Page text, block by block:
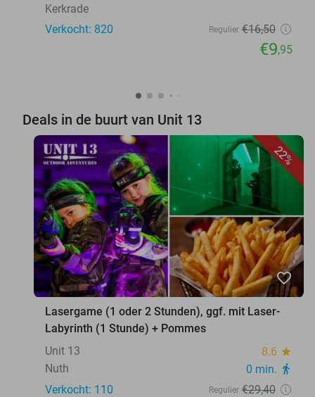
Kerkrade
Verkocht: 820
Regulier €16,50
€9,95
Deals in de buurt van Unit 13
22%
favorite_border
Lasergame (1 oder 2 Stunden), ggf. mit Laser-
Labyrinth (1 Stunde) + Pommes
Unit 13
8.6 star
Nuth 0 min. directions_walk
Verkocht: 110 Regulier €29,40